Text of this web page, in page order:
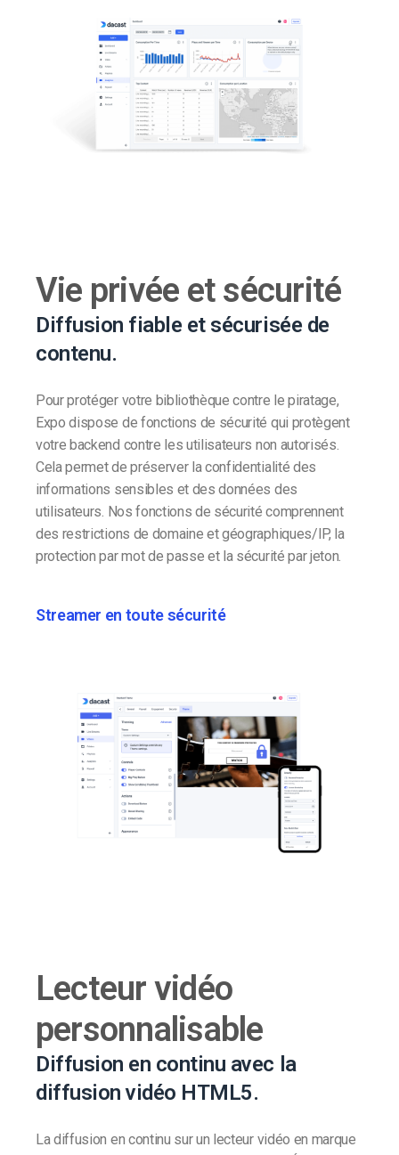
Vie privée et sécurité
Diffusion fiable et sécurisée de
contenu.
Pour protéger votre bibliothèque contre le piratage,
Expo dispose de fonctions de sécurité qui protègent
votre backend contre les utilisateurs non autorisés.
Cela permet de préserver la confidentialité des
informations sensibles et des données des
utilisateurs. Nos fonctions de sécurité comprennent
des restrictions de domaine et géographiques/IP, la
protection par mot de passe et la sécurité par jeton.
Streamer en toute sécurité
Lecteur vidéo
personnalisable
Diffusion en continu avec la
diffusion vidéo HTML5.
La diffusion en continu sur un lecteur vidéo en marque